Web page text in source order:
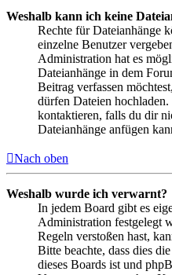
Weshalb kann ich keine
Rechte für Dateianhänge
einzelne Benutzer
Administration hat es
Dateianhänge in dem
Beitrag verfassen
dürfen Dateien
kontaktieren, falls du dir
Dateianhänge anfügen
Nach oben
Weshalb wurde ich verwarnt?
In jedem Board gibt es
Administration festgelegt
Regeln verstoßen hast,
Bitte beachte, dass dies
dieses Boards ist und